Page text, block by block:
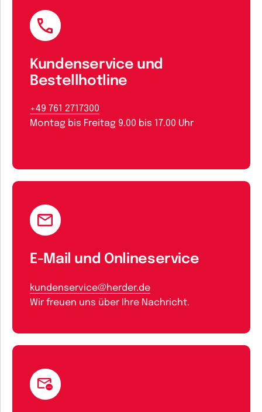
Kundenservice und
Bestellhotline
+49 761 2717300
Montag bis Freitag 9.00 bis 17.00 Uhr
E-Mail und Onlineservice
kundenservice@herder.de
Wir freuen uns über Ihre Nachricht.